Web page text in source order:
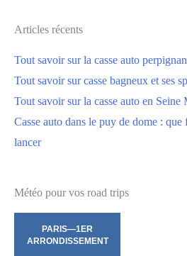
Articles récents
Tout savoir sur la casse auto
Tout savoir sur casse bagneux et ses
Tout savoir sur la casse auto en Seine
Casse auto dans le puy de dome :
lancer
Météo pour vos road trips